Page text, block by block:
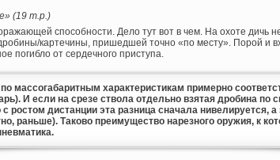
(19 т.р.)
способности. Дело тут вот в чем. На охоте дичь
картечины, пришедшей точно «по месту». Порой и
погибло от сердечного приступа.
массогабаритным характеристикам примерно
И если на срезе ствола отдельно взятая дробина по
ростом дистанции эта разница сначала нивелируется,
раньше). Таково преимущество нарезного оружия, к